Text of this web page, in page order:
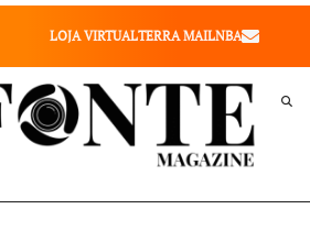
LOJA VIRTUALTERRA MAILNBA